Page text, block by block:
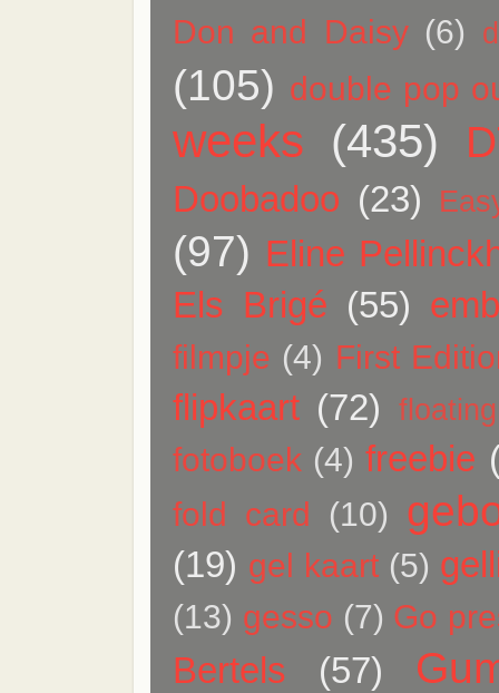
Don and Daisy (6)
(105) double pop
weeks (435)
Doobadoo (23)
(97) Eline
Els Brigé (55)
filmpje (4) First
flipkaart (72)
fotoboek (4) freebie
fold card (10)
(19) gel kaart (5)
(13) gesso (7) Go
Bertels (57)